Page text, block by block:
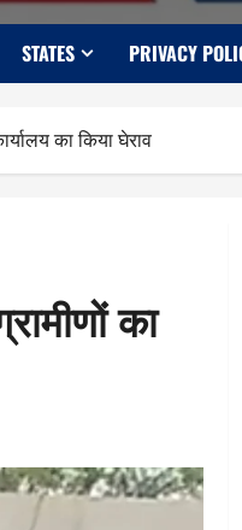
STATES PRIVACY
का किया घेराव
का